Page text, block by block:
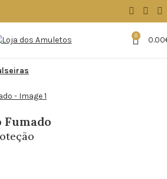
0 0.00